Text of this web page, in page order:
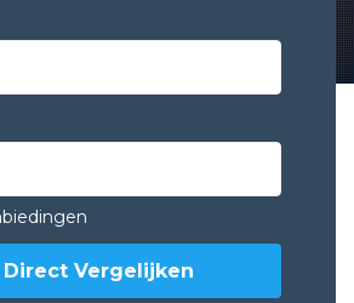
Direct Vergelijken